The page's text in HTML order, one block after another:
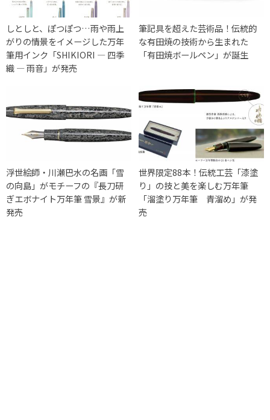
しとしと、ぽつぽつ…雨や雨上
がりの情景をイメージした万年
筆用インク「SHIKIORI ― 四季
織 ― 雨音」が発売
筆記具を超えた芸術品！伝統的
な有田焼の技術から生まれた
「有田焼ボールペン」が誕生
浮世絵師・川瀬巴水の名画「雪
の向島」がモチーフの『長刀研
ぎエボナイト万年筆 雪景』が新
発売
世界限定88本！伝統工芸「漆塗
り」の技と美を楽しむ万年筆
「溜塗り万年筆 青溜め」が発
売